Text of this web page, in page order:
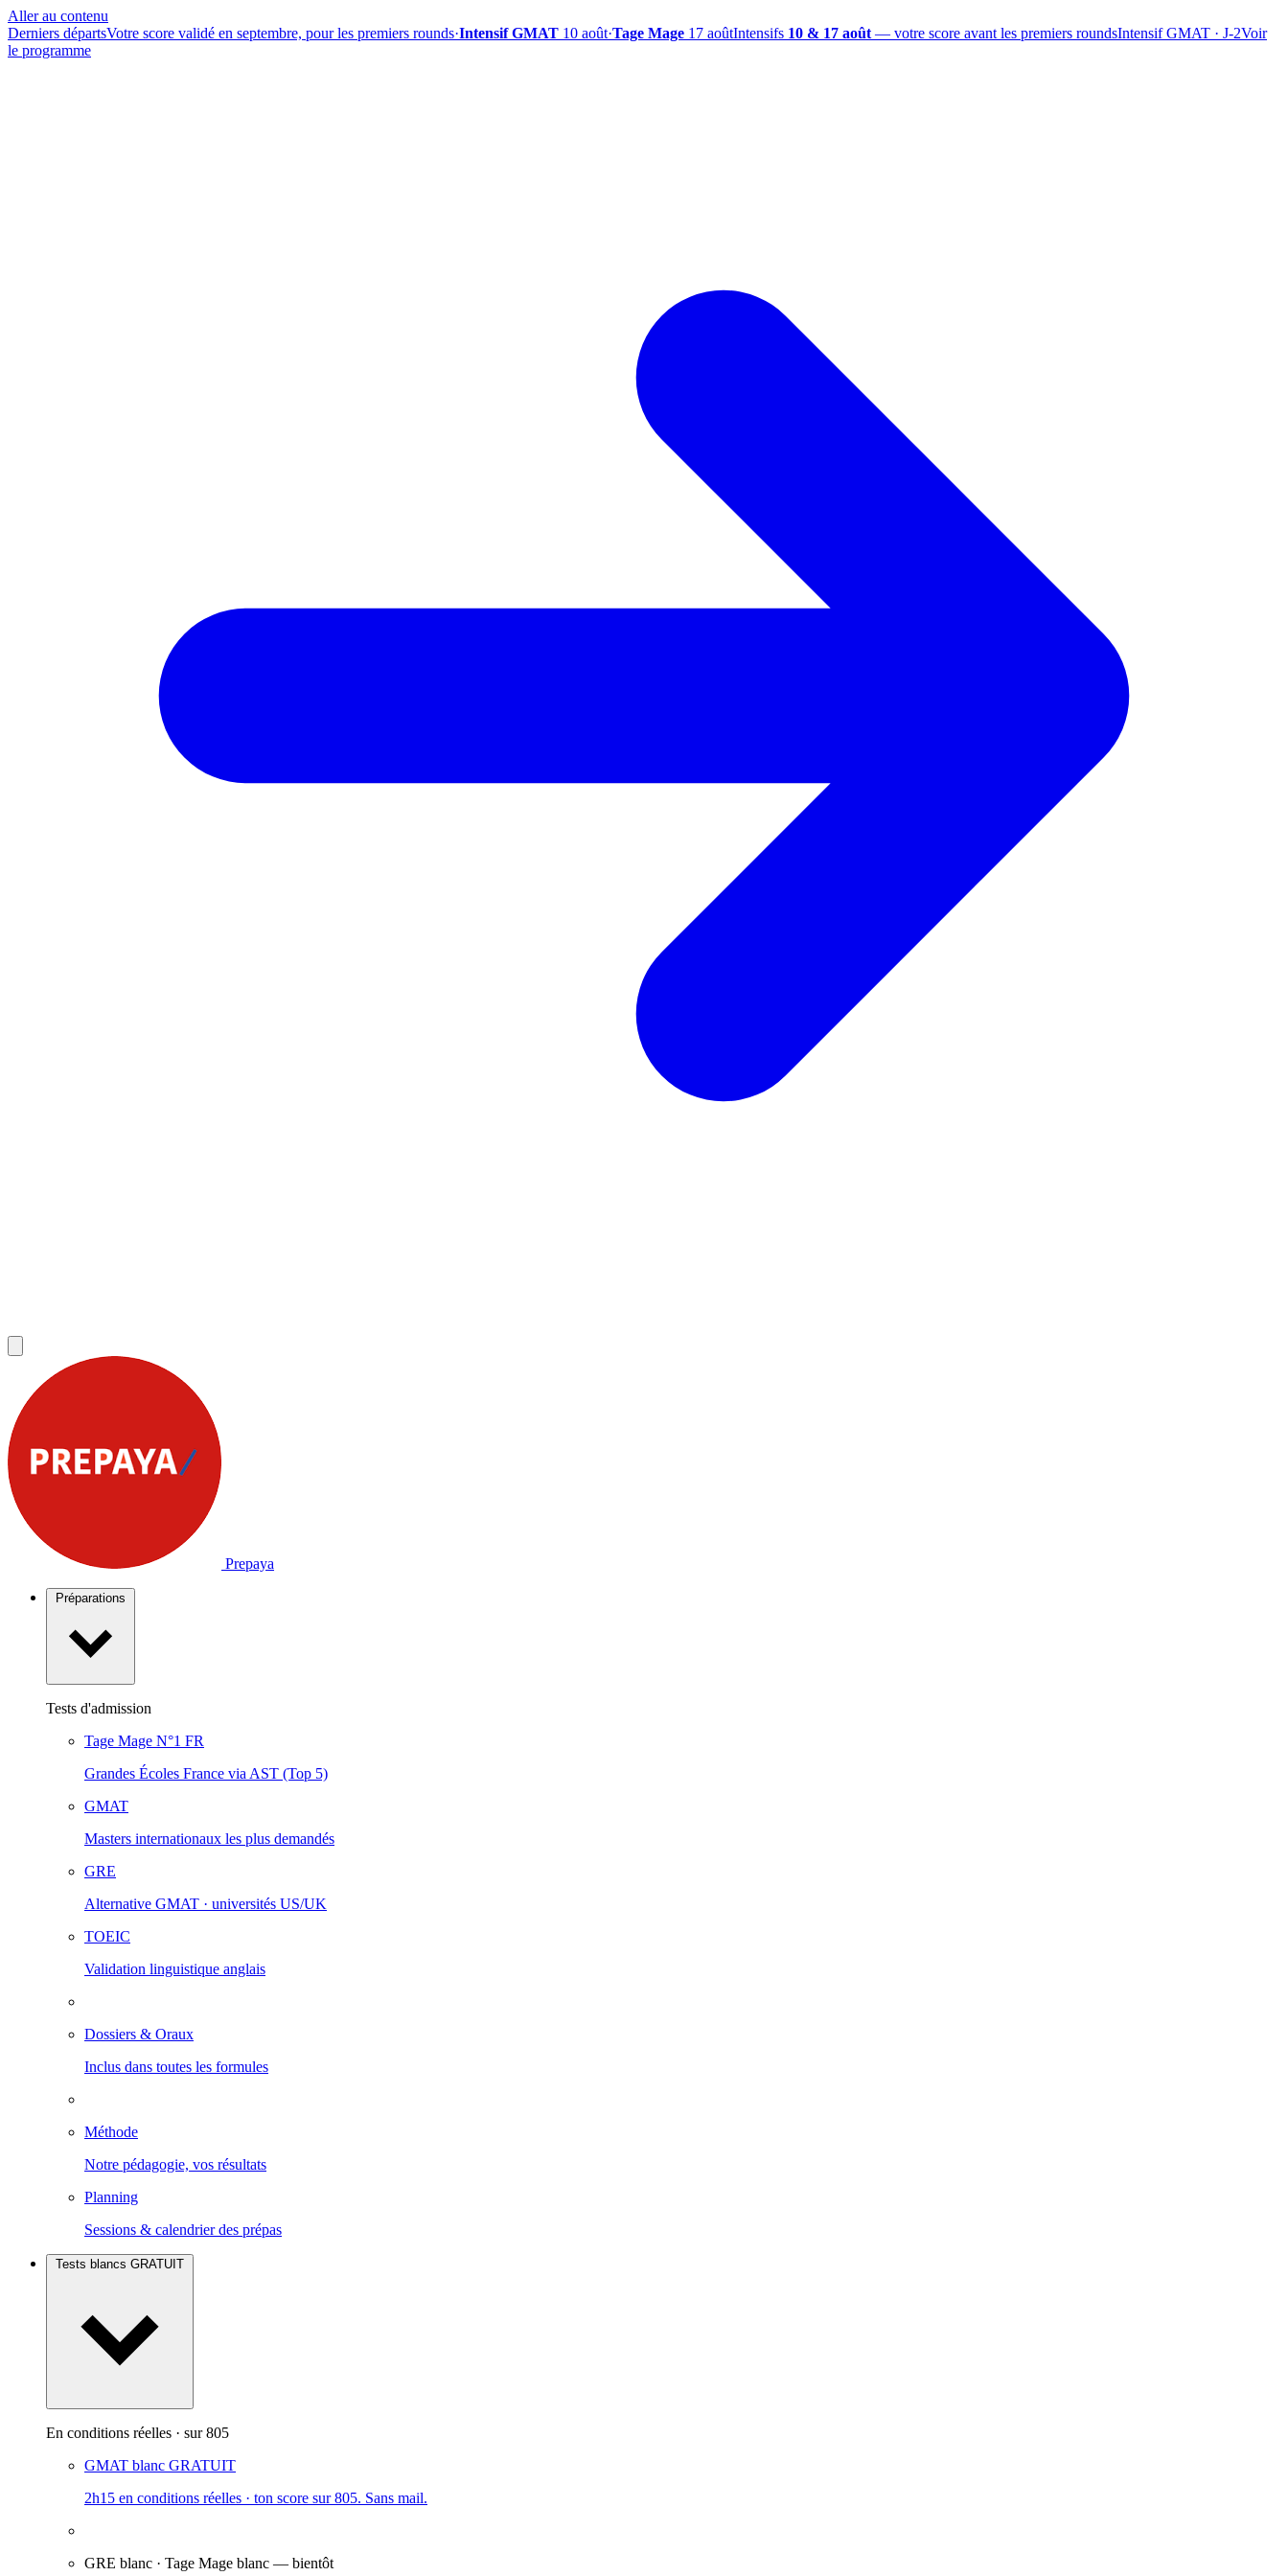
Aller au contenu
Derniers départsVotre score validé en septembre, pour les premiers rounds·Intensif GMAT 10 août·Tage Mage 17 aoûtIntensifs 10 & 17 août — votre score avant les premiers roundsIntensif GMAT · J-2Voir
le programme
Prepaya
Tests d'admission
Tage Mage N°1 FR
Grandes Écoles France via AST (Top 5)
GMAT
Masters internationaux les plus demandés
GRE
Alternative GMAT · universités US/UK
TOEIC
Validation linguistique anglais
Dossiers & Oraux
Inclus dans toutes les formules
Méthode
Notre pédagogie, vos résultats
Planning
Sessions & calendrier des prépas
Tests blancs GRATUIT
En conditions réelles · sur 805
GMAT blanc GRATUIT
2h15 en conditions réelles · ton score sur 805. Sans mail.
GRE blanc · Tage Mage blanc — bientôt